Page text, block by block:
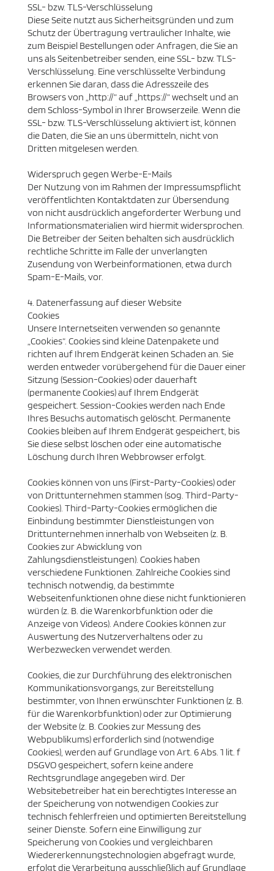
SSL- bzw. TLS-Verschlüsselung
Diese Seite nutzt aus Sicherheitsgründen und zum
Schutz der Übertragung vertraulicher Inhalte, wie
zum Beispiel Bestellungen oder Anfragen, die Sie an
uns als Seitenbetreiber senden, eine SSL- bzw. TLS-
Verschlüsselung. Eine verschlüsselte Verbindung
erkennen Sie daran, dass die Adresszeile des
Browsers von „http://“ auf „https://“ wechselt und an
dem Schloss-Symbol in Ihrer Browserzeile. Wenn die
SSL- bzw. TLS-Verschlüsselung aktiviert ist, können
die Daten, die Sie an uns übermitteln, nicht von
Dritten mitgelesen werden.
Widerspruch gegen Werbe-E-Mails
Der Nutzung von im Rahmen der Impressumspflicht
veröffentlichten Kontaktdaten zur Übersendung
von nicht ausdrücklich angeforderter Werbung und
Informationsmaterialien wird hiermit widersprochen.
Die Betreiber der Seiten behalten sich ausdrücklich
rechtliche Schritte im Falle der unverlangten
Zusendung von Werbeinformationen, etwa durch
Spam-E-Mails, vor.
4. Datenerfassung auf dieser Website
Cookies
Unsere Internetseiten verwenden so genannte
„Cookies“. Cookies sind kleine Datenpakete und
richten auf Ihrem Endgerät keinen Schaden an. Sie
werden entweder vorübergehend für die Dauer einer
Sitzung (Session-Cookies) oder dauerhaft
(permanente Cookies) auf Ihrem Endgerät
gespeichert. Session-Cookies werden nach Ende
Ihres Besuchs automatisch gelöscht. Permanente
Cookies bleiben auf Ihrem Endgerät gespeichert, bis
Sie diese selbst löschen oder eine automatische
Löschung durch Ihren Webbrowser erfolgt.
Cookies können von uns (First-Party-Cookies) oder
von Drittunternehmen stammen (sog. Third-Party-
Cookies). Third-Party-Cookies ermöglichen die
Einbindung bestimmter Dienstleistungen von
Drittunternehmen innerhalb von Webseiten (z. B.
Cookies zur Abwicklung von
Zahlungsdienstleistungen). Cookies haben
verschiedene Funktionen. Zahlreiche Cookies sind
technisch notwendig, da bestimmte
Webseitenfunktionen ohne diese nicht funktionieren
würden (z. B. die Warenkorbfunktion oder die
Anzeige von Videos). Andere Cookies können zur
Auswertung des Nutzerverhaltens oder zu
Werbezwecken verwendet werden.
Cookies, die zur Durchführung des elektronischen
Kommunikationsvorgangs, zur Bereitstellung
bestimmter, von Ihnen erwünschter Funktionen (z. B.
für die Warenkorbfunktion) oder zur Optimierung
der Website (z. B. Cookies zur Messung des
Webpublikums) erforderlich sind (notwendige
Cookies), werden auf Grundlage von Art. 6 Abs. 1 lit. f
DSGVO gespeichert, sofern keine andere
Rechtsgrundlage angegeben wird. Der
Websitebetreiber hat ein berechtigtes Interesse an
der Speicherung von notwendigen Cookies zur
technisch fehlerfreien und optimierten Bereitstellung
seiner Dienste. Sofern eine Einwilligung zur
Speicherung von Cookies und vergleichbaren
Wiedererkennungstechnologien abgefragt wurde,
erfolgt die Verarbeitung ausschließlich auf Grundlage